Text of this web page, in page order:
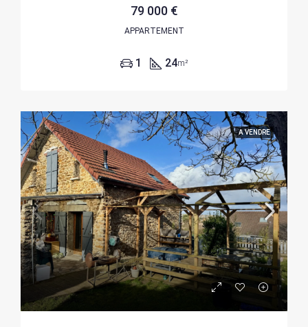
79 000 €
APPARTEMENT
1 24m²
A VENDRE